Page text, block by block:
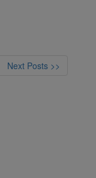
Next Posts >>